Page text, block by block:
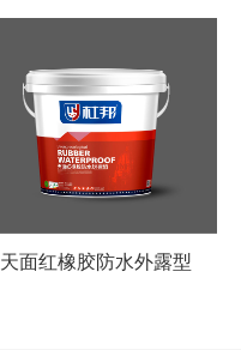
天面红橡胶防水外露型